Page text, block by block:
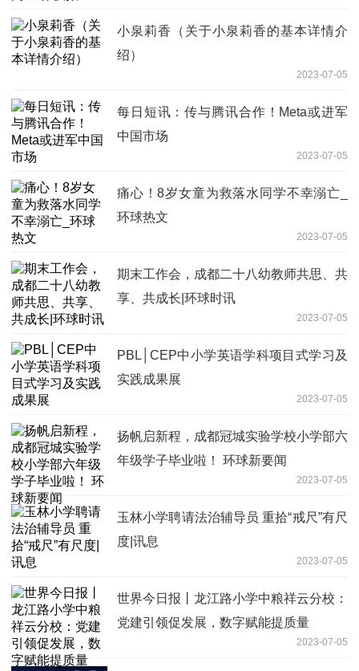
小泉莉香（关于小泉莉香的基本详情介
绍）
2023-07-05
每日短讯：传与腾讯合作！Meta或进军
中国市场
2023-07-05
痛心！8岁女童为救落水同学不幸溺亡_
环球热文
2023-07-05
期末工作会，成都二十八幼教师共思、共
享、共成长|环球时讯
2023-07-05
PBL│CEP中小学英语学科项目式学习及
实践成果展
2023-07-05
扬帆启新程，成都冠城实验学校小学部六
年级学子毕业啦！ 环球新要闻
2023-07-05
玉林小学聘请法治辅导员 重拾“戒尺”有尺
度|讯息
2023-07-05
世界今日报丨龙江路小学中粮祥云分校：
党建引领促发展，数字赋能提质量
2023-07-05